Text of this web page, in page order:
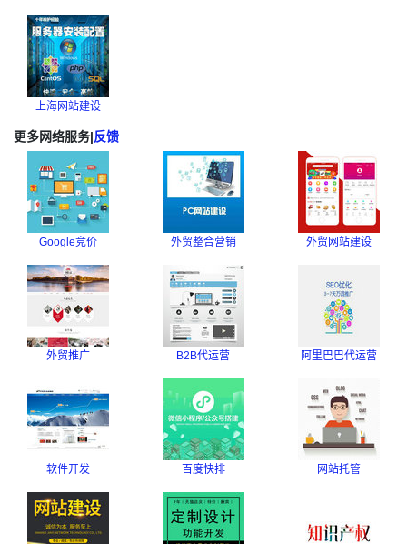
上海网站建设
更多网络服务|反馈
Google竞价 外贸整合营销 外贸网站建设
外贸推广 B2B代运营 阿里巴巴代运营
软件开发 百度快排 网站托管